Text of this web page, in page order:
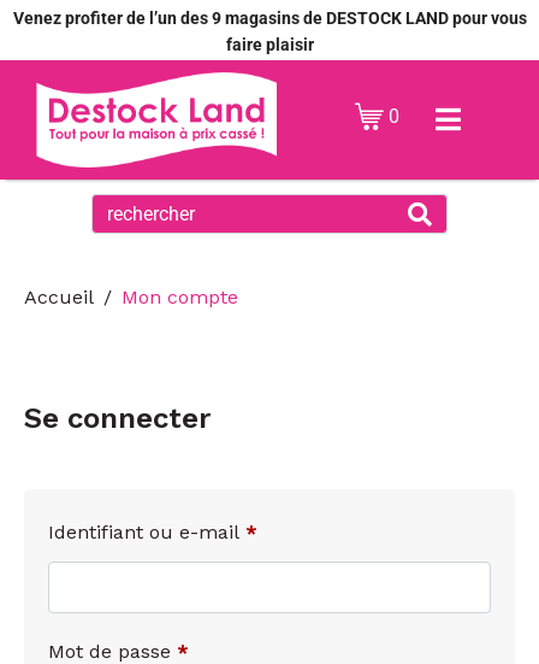
Venez profiter de l’un des 9 magasins de DESTOCK LAND pour vous
faire plaisir
0
Accueil Mon compte
Se connecter
Identifiant ou e-mail *
Mot de passe *